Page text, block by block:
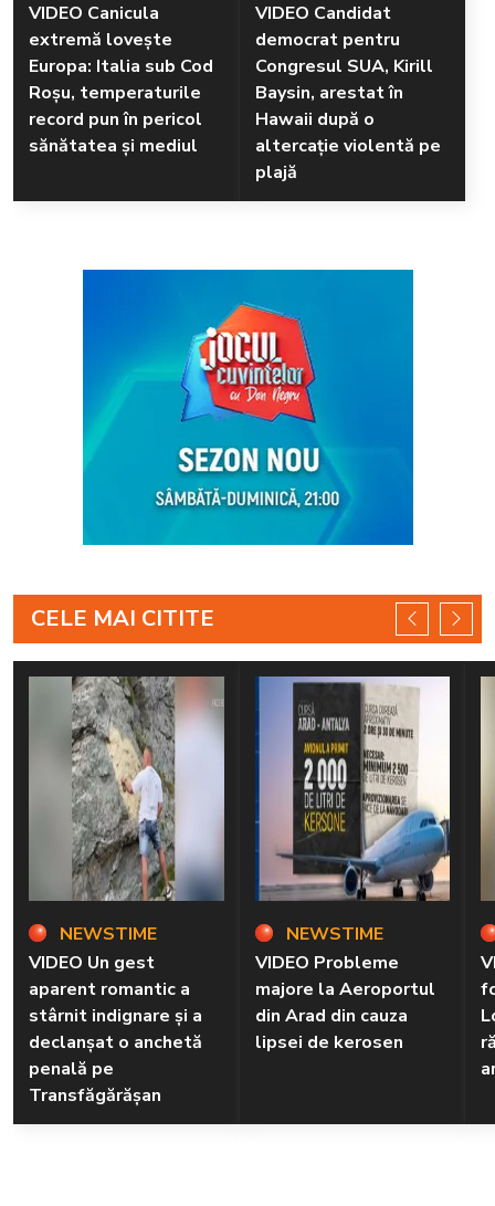
VIDEO Canicula
extremă lovește
Europa: Italia sub Cod
Roșu, temperaturile
record pun în pericol
sănătatea și mediul
VIDEO Candidat
democrat pentru
Congresul SUA, Kirill
Baysin, arestat în
Hawaii după o
altercație violentă pe
plajă
CELE MAI CITITE
NEWSTIME
VIDEO Un gest
aparent romantic a
stârnit indignare și a
declanșat o anchetă
penală pe
Transfăgărășan
NEWSTIME
VIDEO Probleme
majore la Aeroportul
din Arad din cauza
lipsei de kerosen